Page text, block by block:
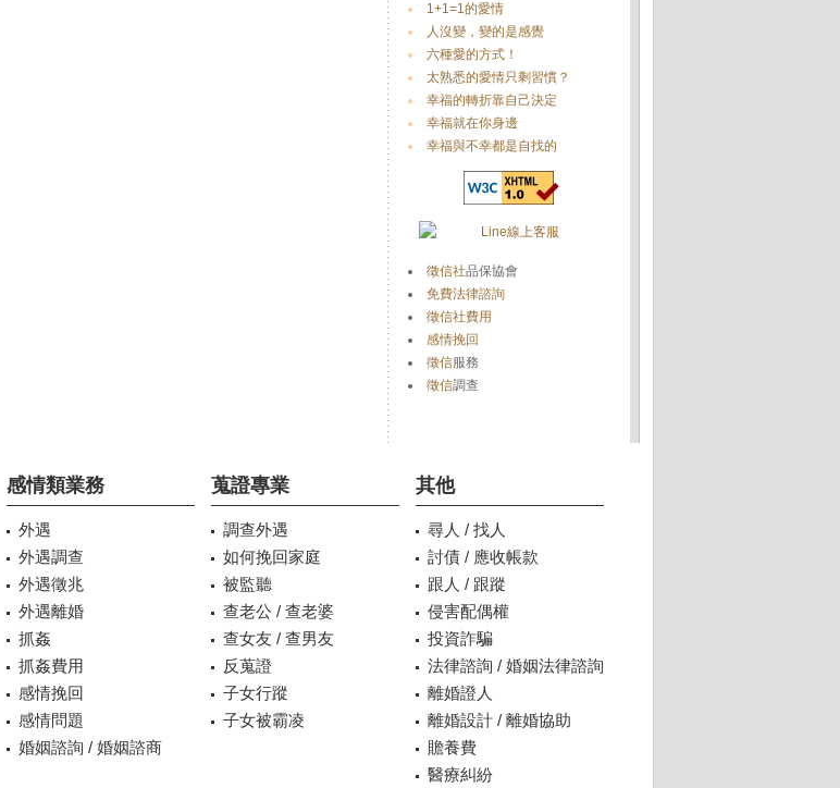
1+1=1的愛情
人沒變，變的是感覺
六種愛的方式！
太熟悉的愛情只剩習慣？
幸福的轉折靠自己決定
幸福就在你身邊
幸福與不幸都是自找的
徵信社品保協會
免費法律諮詢
徵信社費用
感情挽回
徵信服務
徵信調查
感情類業務
外遇
外遇調查
外遇徵兆
外遇離婚
抓姦
抓姦費用
感情挽回
感情問題
婚姻諮詢 / 婚姻諮商
蒐證專業
調查外遇
如何挽回家庭
被監聽
查老公 / 查老婆
查女友 / 查男友
反蒐證
子女行蹤
子女被霸凌
其他
尋人 / 找人
討債 / 應收帳款
跟人 / 跟蹤
侵害配偶權
投資詐騙
法律諮詢 / 婚姻法律諮詢
離婚證人
離婚設計 / 離婚協助
贍養費
醫療糾紛